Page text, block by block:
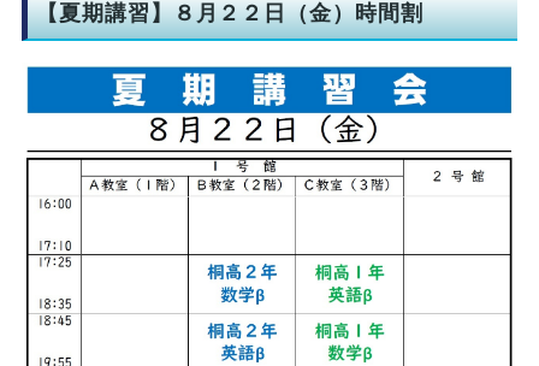
入塾のご案内
お問い合わせ
【夏期講習】８月２２日（金）時間割